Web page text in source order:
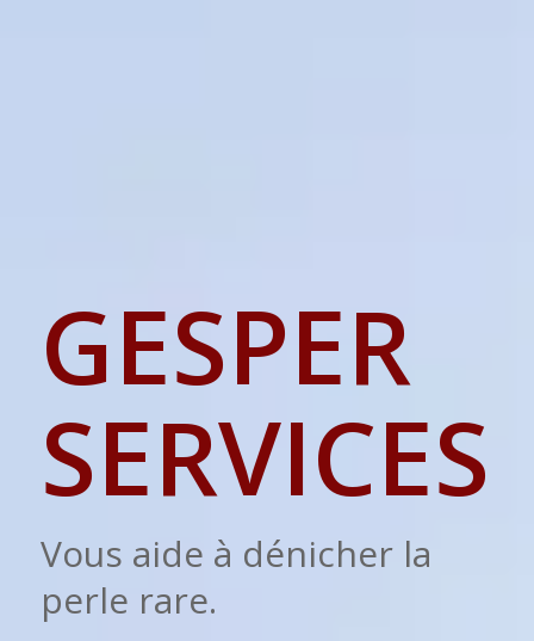
GESPER
SERVICES
Vous aide à dénicher la
perle rare.